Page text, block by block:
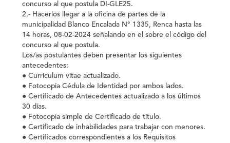
concurso al que postula DI-GLE25.
2.- Hacerlos llegar a la oficina de partes de la
municipalidad Blanco Encalada N° 1335, Renca hasta las
14 horas, 08-02-2024 señalando en el sobre el código del
concurso al que postula.
Los/as postulantes deben presentar los siguientes
antecedentes:
● Currículum vitae actualizado.
● Fotocopia Cédula de Identidad por ambos lados.
● Certificado de Antecedentes actualizado a los últimos
30 días.
● Fotocopia simple de Certificado de título.
● Certificado de inhabilidades para trabajar con menores.
● Certificados correspondientes a los Requisitos